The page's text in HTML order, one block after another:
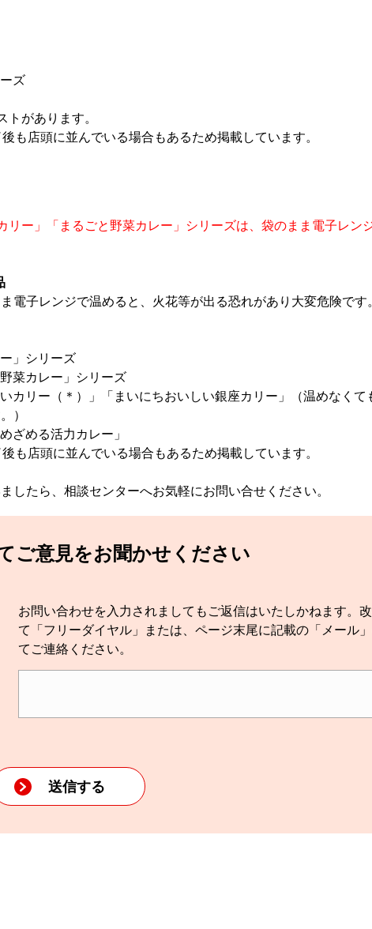
ズ
があります。
も店頭に並んでいる場合もあるため掲載しています。
ー」「まるごと野菜カレー」シリーズは、袋のまま電子レン
電子レンジで温めると、火花等が出る恐れがあり大変危険です。
」シリーズ
菜カレー」シリーズ
カリー（＊）」「まいにちおいしい銀座カリー」（温めなくて
）
める活力カレー」
も店頭に並んでいる場合もあるため掲載しています。
したら、相談センターへお気軽にお問い合せください。
ご意見をお聞かせください
お問い合わせを入力されましてもご返信はいたしかねます。
て「フリーダイヤル」または、ページ末尾に記載の「メール
てご連絡ください。